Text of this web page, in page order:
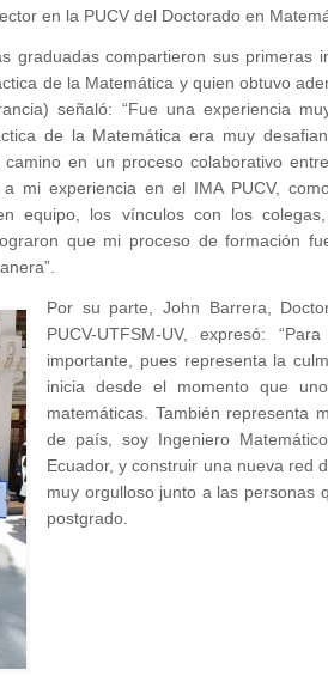
en la PUCV del Doctorado en
graduadas compartieron sus primeras
de la Matemática y quien obtuvo
señaló: “Fue una experiencia
de la Matemática era muy
en un proceso colaborativo
mi experiencia en el IMA PUCV,
equipo, los vínculos con los
que mi proceso de formación
Por su parte, John Barrera,
PUCV-UTFSM-UV, expresó:
importante, pues representa la
inicia desde el momento que
matemáticas. También representa
de país, soy Ingeniero
Ecuador, y construir una nueva red
muy orgulloso junto a las personas
postgrado.